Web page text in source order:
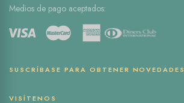
Medios de pago aceptados:
SUSCRÍBASE PARA OBTENER NOVEDADES
VISÍTENOS